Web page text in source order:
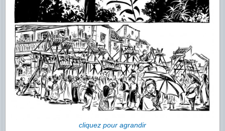
cliquez pour agrandir